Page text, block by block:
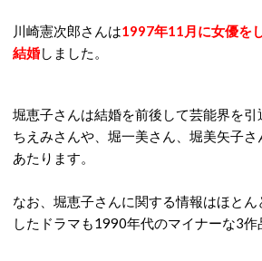
川崎憲次郎さんは1997年11月に女優を
結婚しました。
堀恵子さんは結婚を前後して芸能界を
ちえみさんや、堀一美さん、堀美矢子
あたります。
なお、堀恵子さんに関する情報はほと
したドラマも1990年代のマイナーな3作